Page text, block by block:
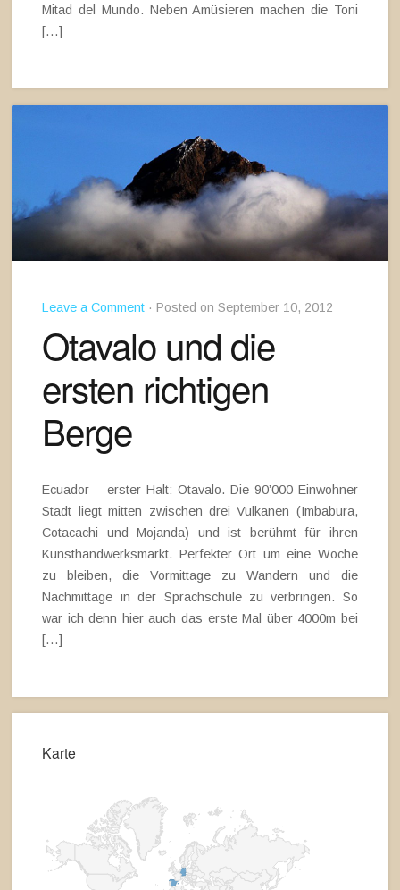
Mitad del Mundo. Neben Amüsieren machen die Toni
[…]
Leave a Comment · Posted on September 10, 2012
Otavalo und die
ersten richtigen
Berge
Ecuador – erster Halt: Otavalo. Die 90’000 Einwohner
Stadt liegt mitten zwischen drei Vulkanen (Imbabura,
Cotacachi und Mojanda) und ist berühmt für ihren
Kunsthandwerksmarkt. Perfekter Ort um eine Woche
zu bleiben, die Vormittage zu Wandern und die
Nachmittage in der Sprachschule zu verbringen. So
war ich denn hier auch das erste Mal über 4000m bei
[…]
Karte